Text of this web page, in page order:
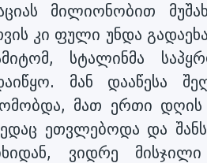
მილიონობით
კი ფული უნდა
სტალინმა
მან დააწესა
მათ ერთი
ეთვლებოდა და
ვიდრე